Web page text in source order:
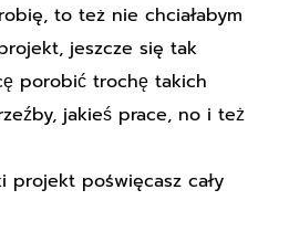
to też nie chciałabym
jeszcze się tak
porobić trochę takich
jakieś prace, no i też
projekt poświęcasz cały